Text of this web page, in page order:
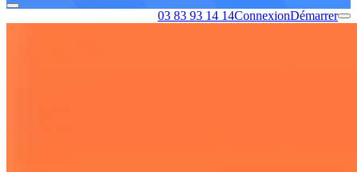
03 83 93 14 14ConnexionDémarrer